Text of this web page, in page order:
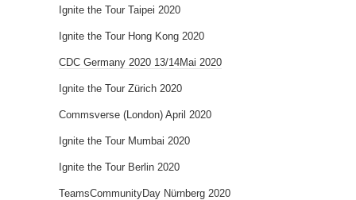
Ignite the Tour Taipei 2020
Ignite the Tour Hong Kong 2020
CDC Germany 2020 13/14Mai 2020
Ignite the Tour Zürich 2020
Commsverse (London) April 2020
Ignite the Tour Mumbai 2020
Ignite the Tour Berlin 2020
TeamsCommunityDay Nürnberg 2020